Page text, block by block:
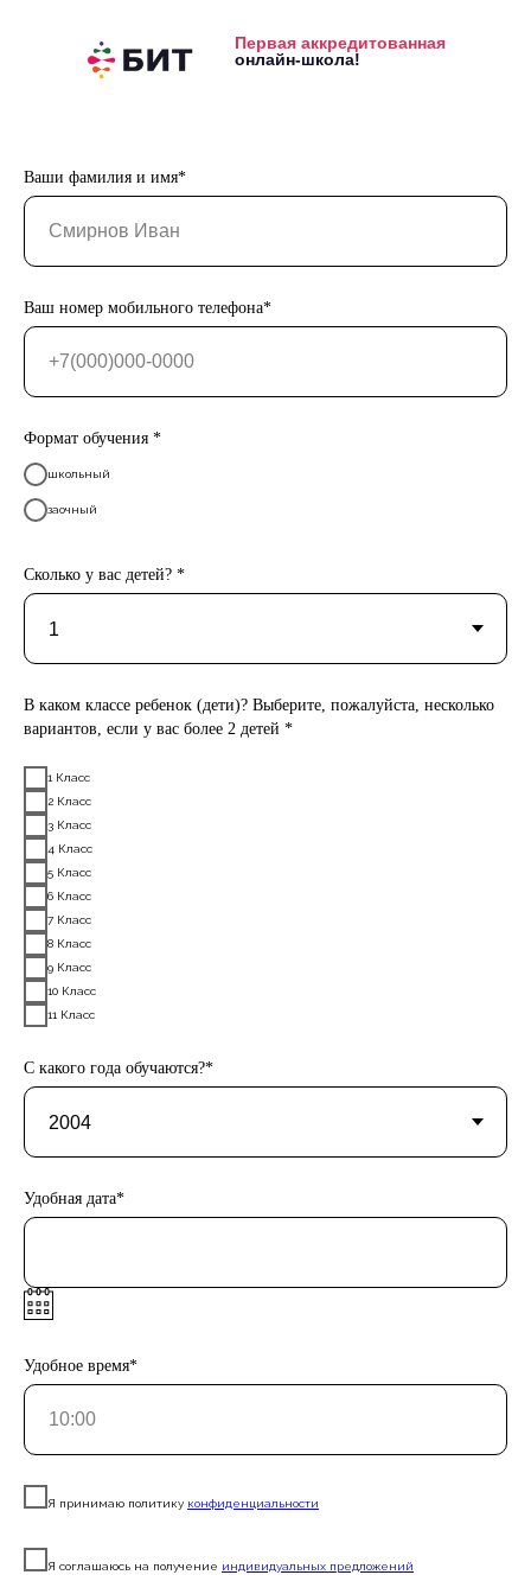
Первая аккредитованная
онлайн-школа!
Ваши фамилия и имя*
Ваш номер мобильного телефона*
Формат обучения *
школьный
заочный
Сколько у вас детей? *
В каком классе ребенок (дети)? Выберите, пожалуйста, несколько
вариантов, если у вас более 2 детей *
1 Класс
2 Класс
3 Класс
4 Класс
5 Класс
6 Класс
7 Класс
8 Класс
9 Класс
10 Класс
11 Класс
С какого года обучаются?*
Удобная дата*
Удобное время*
Я принимаю политику конфиденциальности
Я соглашаюсь на получение индивидуальных предложений